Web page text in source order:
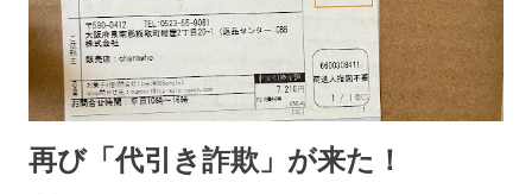
再び「代引き詐欺」が来た！